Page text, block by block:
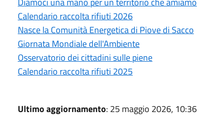
Calendario raccolta rifiuti 2026
Nasce la Comunità Energetica di Piove di Sacco
Giornata Mondiale dell'Ambiente
Osservatorio dei cittadini sulle piene
Calendario raccolta rifiuti 2025
Ultimo aggiornamento: 25 maggio 2026, 10:36